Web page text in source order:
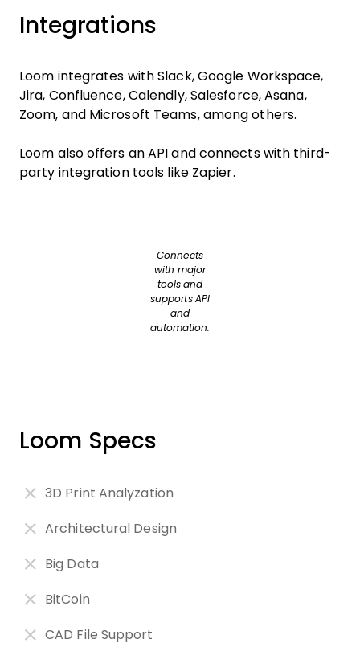
Integrations
Loom integrates with Slack, Google Workspace,
Jira, Confluence, Calendly, Salesforce, Asana,
Zoom, and Microsoft Teams, among others.
Loom also offers an API and connects with third-
party integration tools like Zapier.
Connects
with major
tools and
supports API
and
automation.
Loom Specs
3D Print Analyzation
Architectural Design
Big Data
BitCoin
CAD File Support